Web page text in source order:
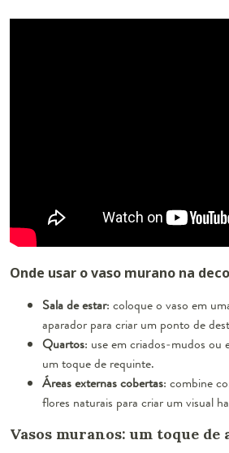
Onde usar o vaso murano na
Sala de estar: coloque o vaso em
aparador para criar um ponto de
Quartos: use em criados-mudos ou
um toque de requinte.
Áreas externas cobertas: combine
flores naturais para criar um visual
Vasos muranos: um toque de